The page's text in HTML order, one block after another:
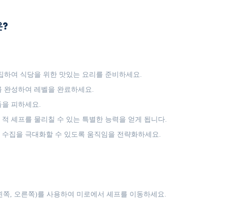
?
하여 식당을 위한 맛있는 요리를 준비하세요.
완성하여 레벨을 완료하세요.
피하세요.
셰프를 물리칠 수 있는 특별한 능력을 얻게 됩니다.
집을 극대화할 수 있도록 움직임을 전략화하세요.
쪽, 오른쪽)를 사용하여 미로에서 셰프를 이동하세요.